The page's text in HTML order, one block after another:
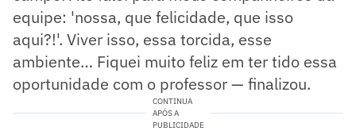
equipe: 'nossa, que felicidade, que isso
aqui?!'. Viver isso, essa torcida, esse
ambiente… Fiquei muito feliz em ter tido essa
oportunidade com o professor — finalizou.
CONTINUA
APÓS A
PUBLICIDADE